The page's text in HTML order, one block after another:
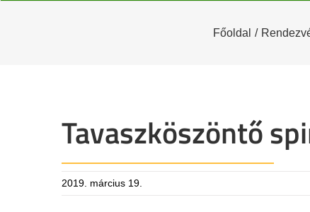
Főoldal /
Tavaszköszöntő
2019. március 19.